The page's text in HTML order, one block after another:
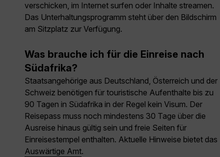
verschicken, im Internet surfen oder Inhalte streamen.
Das Unterhaltungsprogramm steht über den Bildschirm
am Sitzplatz zur Verfügung.
Was brauche ich für die Einreise nach
Südafrika?
Staatsangehörige aus Deutschland, Österreich und der
Schweiz benötigen für touristische Aufenthalte bis zu
90 Tagen in Südafrika in der Regel kein Visum. Der
Reisepass muss noch mindestens 30 Tage über die
Ausreise hinaus gültig sein und freie Seiten für
Einreisestempel enthalten. Aktuelle Hinweise bietet das
Auswärtige Amt.